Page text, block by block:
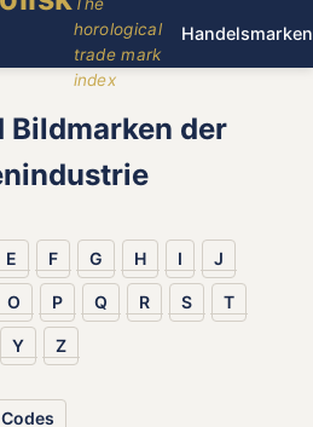
horological
trade mark
index
Handelsmarken
der
E F G H I J
O P Q R S T
Y Z